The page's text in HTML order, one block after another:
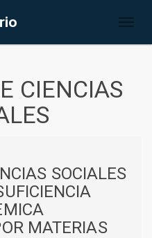
CIENCIAS
SOCIALES
MATERIAS